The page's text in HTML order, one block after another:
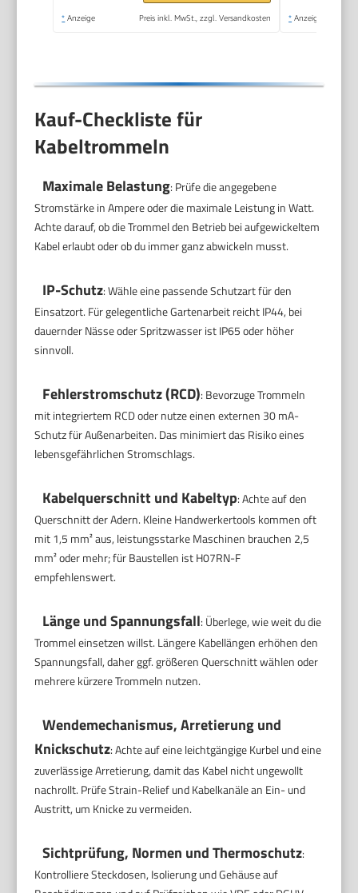
* Anzeige Preis inkl. MwSt., zzgl. Versandkosten * Anzeige
Kauf-Checkliste für
Kabeltrommeln
Maximale Belastung: Prüfe die angegebene
Stromstärke in Ampere oder die maximale Leistung in Watt.
Achte darauf, ob die Trommel den Betrieb bei aufgewickeltem
Kabel erlaubt oder ob du immer ganz abwickeln musst.
IP-Schutz: Wähle eine passende Schutzart für den
Einsatzort. Für gelegentliche Gartenarbeit reicht IP44, bei
dauernder Nässe oder Spritzwasser ist IP65 oder höher
sinnvoll.
Fehlerstromschutz (RCD): Bevorzuge Trommeln
mit integriertem RCD oder nutze einen externen 30 mA-
Schutz für Außenarbeiten. Das minimiert das Risiko eines
lebensgefährlichen Stromschlags.
Kabelquerschnitt und Kabeltyp: Achte auf den
Querschnitt der Adern. Kleine Handwerkertools kommen oft
mit 1,5 mm² aus, leistungsstarke Maschinen brauchen 2,5
mm² oder mehr; für Baustellen ist H07RN-F
empfehlenswert.
Länge und Spannungsfall: Überlege, wie weit du die
Trommel einsetzen willst. Längere Kabellängen erhöhen den
Spannungsfall, daher ggf. größeren Querschnitt wählen oder
mehrere kürzere Trommeln nutzen.
Wendemechanismus, Arretierung und
Knickschutz: Achte auf eine leichtgängige Kurbel und eine
zuverlässige Arretierung, damit das Kabel nicht ungewollt
nachrollt. Prüfe Strain-Relief und Kabelkanäle an Ein- und
Austritt, um Knicke zu vermeiden.
Sichtprüfung, Normen und Thermoschutz:
Kontrolliere Steckdosen, Isolierung und Gehäuse auf